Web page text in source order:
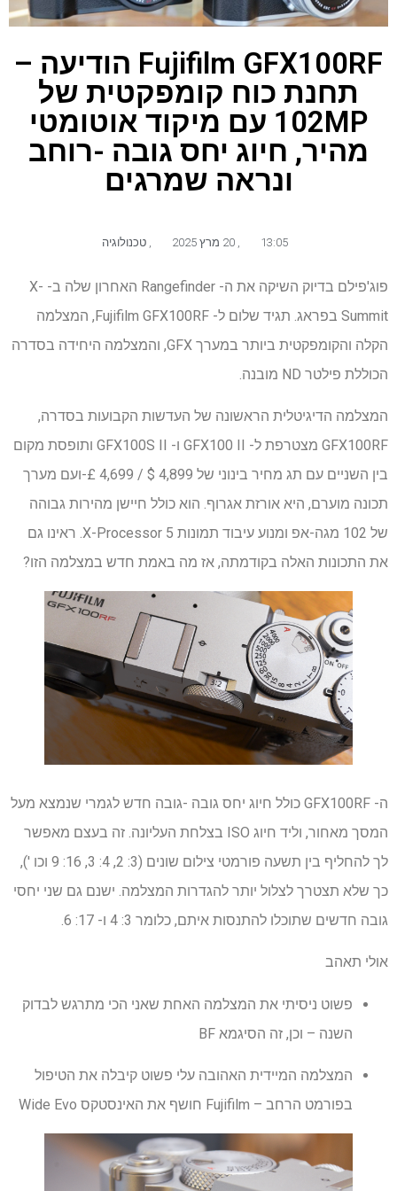
Fujifilm GFX100RF הודיעה –
תחנת כוח קומפקטית של
102MP עם מיקוד אוטומטי
מהיר, חיוג יחס גובה -רוחב
ונראה שמרגים
13:05 טכנולוגיה
פוג'פילם בדיוק השיקה את ה- Rangefinder האחרון שלה ב- X-
Summit בפראג. תגיד שלום ל- Fujifilm GFX100RF, המצלמה
הקלה והקומפקטית ביותר במערך GFX, והמצלמה היחידה בסדרה
הכוללת פילטר ND מובנה.
המצלמה הדיגיטלית הראשונה של העדשות הקבועות בסדרה,
GFX100RF מצטרפת ל- GFX100 II ו- GFX100S II ותופסת מקום
בין השניים עם תג מחיר בינוני של 4,899 $ / 4,699 £-ועם מערך
תכונה מוערם, היא אורזת אגרוף. הוא כולל חיישן מהירות גבוהה
של 102 מגה-אפ ומנוע עיבוד תמונות X-Processor 5. ראינו גם
את התכונות האלה בקודמתה, אז מה באמת חדש במצלמה הזו?
ה- GFX100RF כולל חיוג יחס גובה -גובה חדש לגמרי שנמצא מעל
המסך מאחור, וליד חיוג ISO בצלחת העליונה. זה בעצם מאפשר
לך להחליף בין תשעה פורמטי צילום שונים (3: 2, 4: 3, 16: 9 וכו '),
כך שלא תצטרך לצלול יותר להגדרות המצלמה. ישנם גם שני יחסי
גובה חדשים שתוכלו להתנסות איתם, כלומר 3: 4 ו- 17: 6.
אולי תאהב
פשוט ניסיתי את המצלמה האחת שאני הכי מתרגש לבדוק
השנה – וכן, זה הסיגמא BF
המצלמה המיידית האהובה עלי פשוט קיבלה את הטיפול
בפורמט הרחב – Fujifilm חושף את האינסטקס Wide Evo